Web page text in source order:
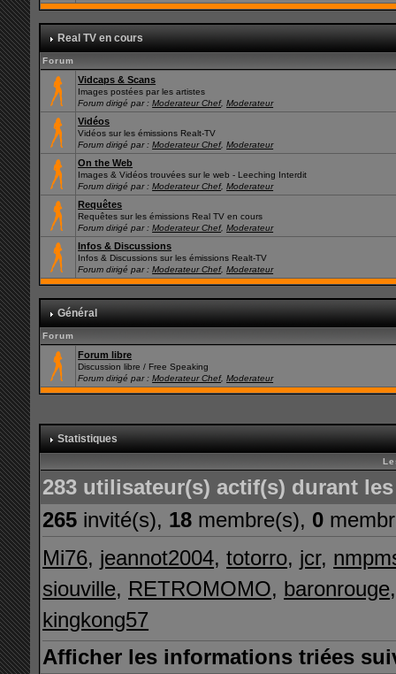
Real TV en cours
Forum
Vidcaps & Scans
Images postées par les artistes
Forum dirigé par :Moderateur Chef,Moderateur
Vidéos
Vidéos sur les émissions Realt-TV
Forum dirigé par :Moderateur Chef,Moderateur
On the Web
Images & Vidéos trouvées sur le web - Leeching Interdit
Forum dirigé par :Moderateur Chef,Moderateur
Requêtes
Requêtes sur les émissions Real TV en cours
Forum dirigé par :Moderateur Chef,Moderateur
Infos & Discussions
Infos & Discussions sur les émissions Realt-TV
Forum dirigé par :Moderateur Chef,Moderateur
Général
Forum
Forum libre
Discussion libre / Free Speaking
Forum dirigé par :Moderateur Chef,Moderateur
Statistiques
283 utilisateur(s) actif(s) durant
265 invité(s), 18 membre(s), 0
Mi76, jeannot2004,totorro, jcr,
siouville, RETROMOMO, baronrouge
kingkong57
Afficher les informations triées